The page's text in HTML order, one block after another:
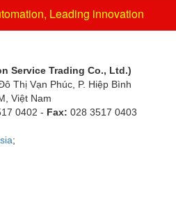
Leading innovation
Service Trading Co., Ltd.)
Thị Vạn Phúc, P. Hiệp Bình
, Việt Nam
0402 - Fax: 028 3517 0403
;